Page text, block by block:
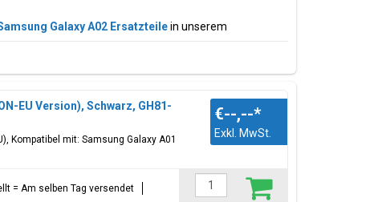
Galaxy A02 Ersatzteilein unserem
Red
EU Version), Schwarz, GH81-
Kompatibel mit: Samsung Galaxy A01
€--,--*
Exkl. MwSt.
= Am selben Tag versendet